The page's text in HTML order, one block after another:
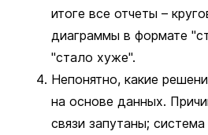
итоге все отчеты –
диаграммы в формате
"стало хуже".
Непонятно, какие
на основе данных.
связи запутаны;